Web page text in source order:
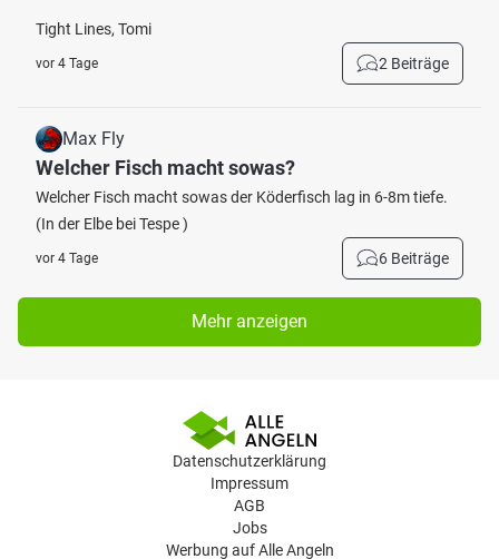
Tight Lines, Tomi
vor 4 Tage 2 Beiträge
Max Fly
Welcher Fisch macht sowas?
Welcher Fisch macht sowas der Köderfisch lag in 6-8m tiefe.
(In der Elbe bei Tespe )
vor 4 Tage 6 Beiträge
Mehr anzeigen
Datenschutzerklärung
Impressum
AGB
Jobs
Werbung auf Alle Angeln